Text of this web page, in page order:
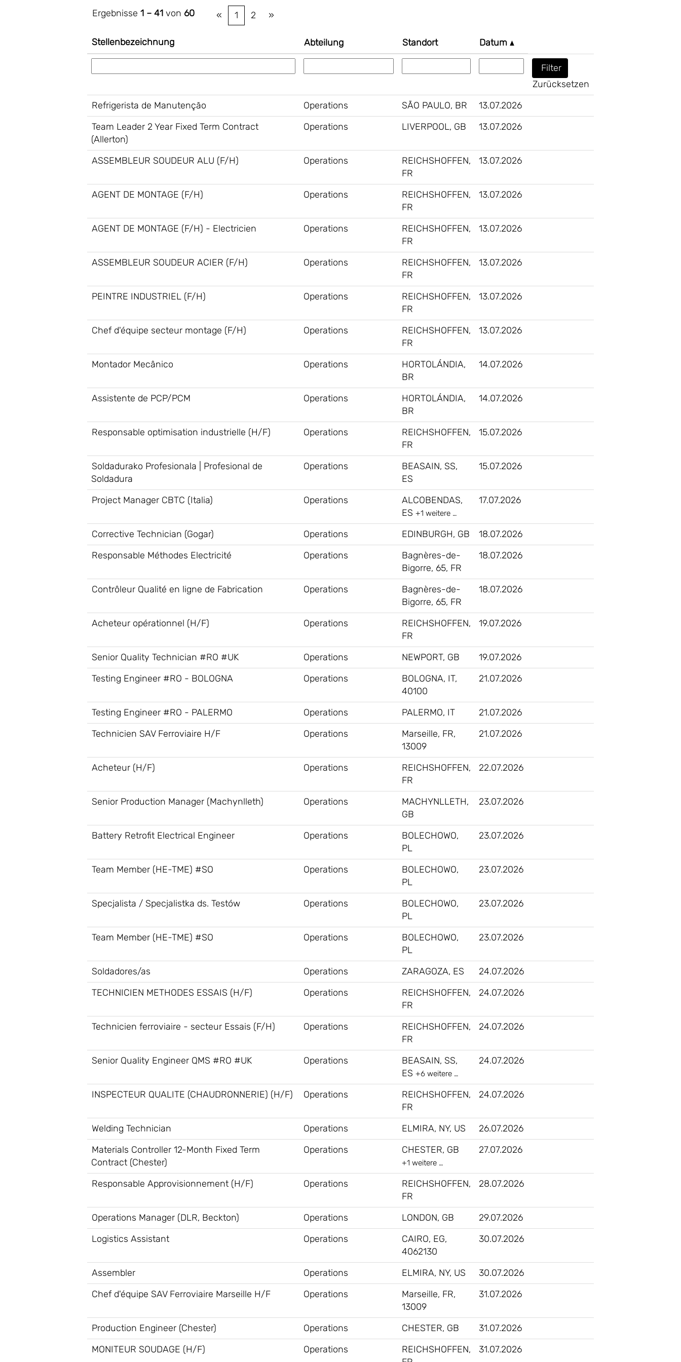
Ergebnisse 1 – 41 von 60 « 1 2 »
Stellenbezeichnung Abteilung Standort Datum
Zurücksetzen
Refrigerista de Manutenção
Operations SÃO PAULO, BR
13.07.2026
Team Leader 2 Year Fixed Term Contract
(Allerton)
Operations LIVERPOOL, GB 13.07.2026
ASSEMBLEUR SOUDEUR ALU (F/H) Operations
REICHSHOFFEN,
FR
13.07.2026
AGENT DE MONTAGE (F/H) Operations
REICHSHOFFEN,
FR
13.07.2026
AGENT DE MONTAGE (F/H) - Electricien Operations
REICHSHOFFEN,
FR
13.07.2026
ASSEMBLEUR SOUDEUR ACIER (F/H) Operations
REICHSHOFFEN,
FR
13.07.2026
PEINTRE INDUSTRIEL (F/H) Operations
REICHSHOFFEN,
FR
13.07.2026
Chef d'équipe secteur montage (F/H) Operations
REICHSHOFFEN,
FR
13.07.2026
Montador Mecânico Operations
HORTOLÁNDIA,
BR
14.07.2026
Assistente de PCP/PCM Operations
HORTOLÁNDIA,
BR
14.07.2026
Responsable optimisation industrielle (H/F) Operations
REICHSHOFFEN,
FR
15.07.2026
Soldadurako Profesionala | Profesional de
Soldadura
Operations
BEASAIN, SS,
ES
15.07.2026
Project Manager CBTC (Italia) Operations
ALCOBENDAS,
ES +1 weitere …
17.07.2026
Corrective Technician (Gogar) Operations EDINBURGH, GB
18.07.2026
Responsable Méthodes Electricité
Operations
Bagnères-de-
Bigorre, 65, FR
18.07.2026
Contrôleur Qualité en ligne de Fabrication Operations
Bagnères-de-
Bigorre, 65, FR
18.07.2026
Acheteur opérationnel (H/F) Operations
REICHSHOFFEN,
FR
19.07.2026
Senior Quality Technician #RO #UK Operations NEWPORT, GB
19.07.2026
Testing Engineer #RO - BOLOGNA
Operations
BOLOGNA, IT,
40100
21.07.2026
Testing Engineer #RO - PALERMO Operations PALERMO, IT
21.07.2026
Technicien SAV Ferroviaire H/F
Operations
Marseille, FR,
13009
21.07.2026
Acheteur (H/F) Operations
REICHSHOFFEN,
FR
22.07.2026
Senior Production Manager (Machynlleth) Operations
MACHYNLLETH,
GB
23.07.2026
Battery Retrofit Electrical Engineer Operations
BOLECHOWO,
PL
23.07.2026
Team Member (HE-TME) #SO Operations
BOLECHOWO,
PL
23.07.2026
Specjalista / Specjalistka ds. Testów Operations
BOLECHOWO,
PL
23.07.2026
Team Member (HE-TME) #SO Operations
BOLECHOWO,
PL
23.07.2026
Soldadores/as Operations ZARAGOZA, ES
24.07.2026
TECHNICIEN METHODES ESSAIS (H/F)
Operations
REICHSHOFFEN,
FR
24.07.2026
Technicien ferroviaire - secteur Essais (F/H) Operations
REICHSHOFFEN,
FR
24.07.2026
Senior Quality Engineer QMS #RO #UK Operations
BEASAIN, SS,
ES +6 weitere …
24.07.2026
INSPECTEUR QUALITE (CHAUDRONNERIE) (H/F) Operations
REICHSHOFFEN,
FR
24.07.2026
Welding Technician Operations ELMIRA, NY, US
26.07.2026
Materials Controller 12-Month Fixed Term
Contract (Chester)
Operations CHESTER, GB
+1 weitere …
27.07.2026
Responsable Approvisionnement (H/F) Operations
REICHSHOFFEN,
FR
28.07.2026
Operations Manager (DLR, Beckton) Operations LONDON, GB
29.07.2026
Logistics Assistant
Operations
CAIRO, EG,
4062130
30.07.2026
Assembler Operations ELMIRA, NY, US
30.07.2026
Chef d'équipe SAV Ferroviaire Marseille H/F
Operations
Marseille, FR,
13009
31.07.2026
Production Engineer (Chester) Operations CHESTER, GB
31.07.2026
MONITEUR SOUDAGE (H/F)
Operations
REICHSHOFFEN,
31.07.2026